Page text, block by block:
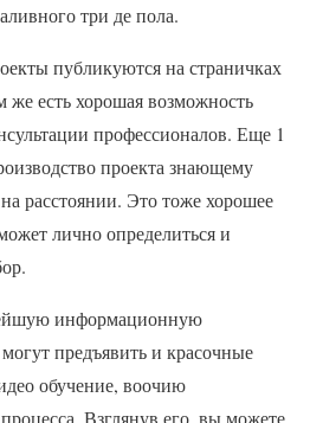
три де пола.
публикуются на страничках
же есть хорошая возможность
профессионалов. Еще 1
проекта знающему
расстоянии. Это тоже хорошее
лично определиться и
информационную
предъявить и красочные
обучение, воочию
Взглянув его, вы можете